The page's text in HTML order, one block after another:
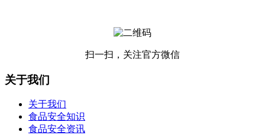
扫一扫，关注官方微信
关于我们
关于我们
食品安全知识
食品安全资讯